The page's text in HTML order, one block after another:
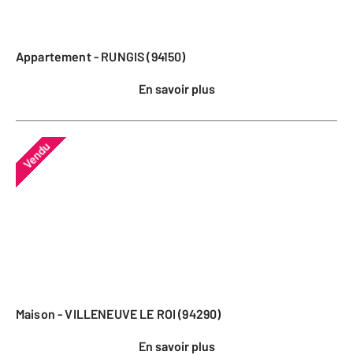
Appartement - RUNGIS (94150)
En savoir plus
Vendu
Maison - VILLENEUVE LE ROI (94290)
En savoir plus